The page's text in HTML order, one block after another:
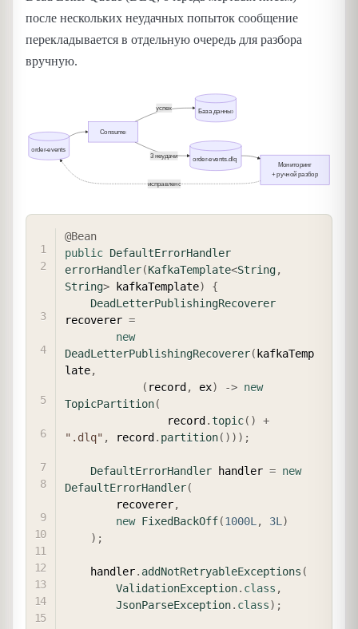
после нескольких неудачных попыток сообщение
перекладывается в отдельную очередь для разбора
вручную.
@Bean
public DefaultErrorHandler
errorHandler(KafkaTemplate<String,
String> kafkaTemplate)
{
DeadLetterPublishingRecoverer
recoverer =
new
DeadLetterPublishingRecoverer(kafkaTemp
late,
( record, ex) -> new
TopicPartition(
                record
.topic( )
+
".dlq" , record. partition( ) ) ) ;
DefaultErrorHandler handler = new
DefaultErrorHandler(
        recoverer
,
new FixedBackOff(1000L , 3L )
) ;
    handler
. addNotRetryableExceptions (
ValidationException. class ,
JsonParseException. class) ;